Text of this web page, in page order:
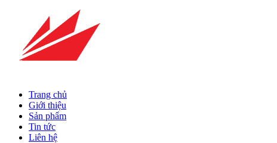
Trang chủ
Giới thiệu
Sản phẩm
Tin tức
Liên hệ